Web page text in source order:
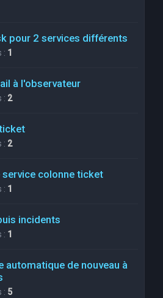
pour 2 services différents
: 1
à l'observateur
: 2
: 2
service colonne ticket
: 1
incidents
: 1
automatique de nouveau à
: 5